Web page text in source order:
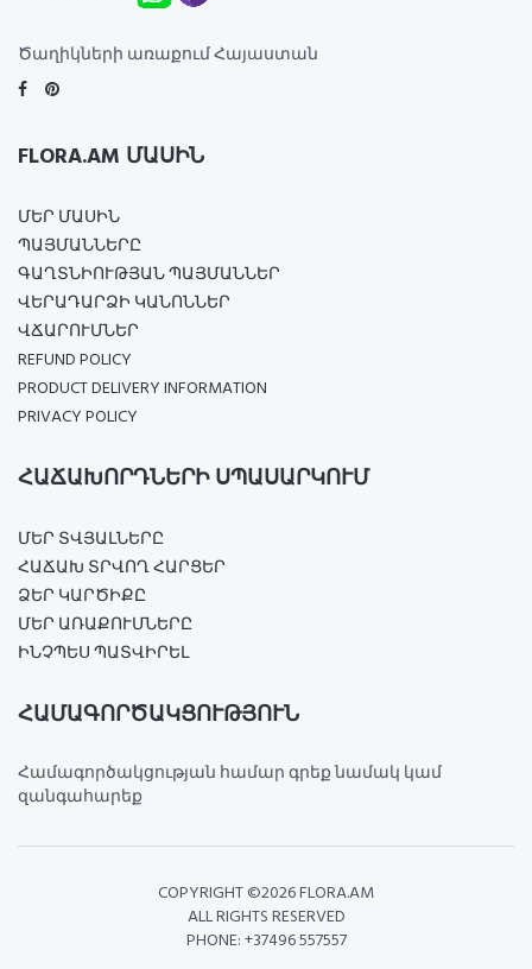
Ծաղիկների առաքում Հայաստան
FLORA.AM ՄԱՍԻՆ
ՄԵՐ ՄԱՍԻՆ
ՊԱՅՄԱՆՆԵՐԸ
ԳԱՂՏՆԻՈՒԹՅԱՆ ՊԱՅՄԱՆՆԵՐ
ՎԵՐԱԴԱՐՁԻ ԿԱՆՈՆՆԵՐ
ՎՃԱՐՈՒՄՆԵՐ
REFUND POLICY
PRODUCT DELIVERY INFORMATION
PRIVACY POLICY
ՀԱՃԱԽՈՐԴՆԵՐԻ ՍՊԱՍԱՐԿՈՒՄ
ՄԵՐ ՏՎՅԱԼՆԵՐԸ
ՀԱՃԱԽ ՏՐՎՈՂ ՀԱՐՑԵՐ
ՁԵՐ ԿԱՐԾԻՔԸ
ՄԵՐ ԱՌԱՔՈՒՄՆԵՐԸ
ԻՆՉՊԵՍ ՊԱՏՎԻՐԵԼ
ՀԱՄԱԳՈՐԾԱԿՑՈՒԹՅՈՒՆ
Համագործակցության համար գրեք նամակ կամ
զանգահարեք
COPYRIGHT ©2026 FLORA.AM
ALL RIGHTS RESERVED
PHONE: +37496 557557